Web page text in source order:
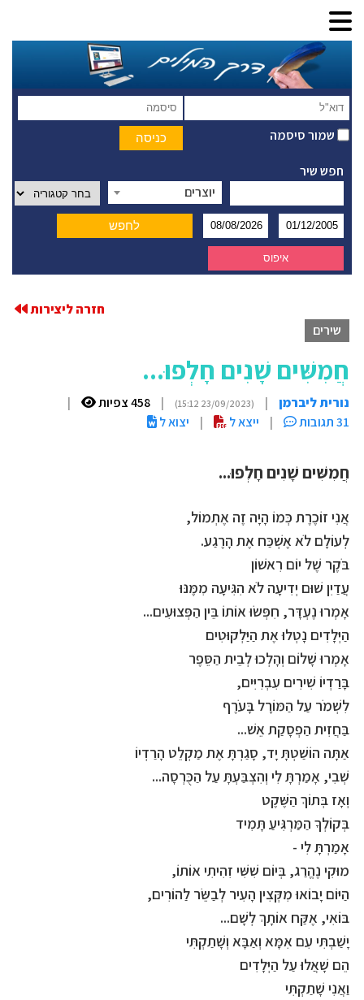
שמור סיסמה
חפש שיר
יוצרים
חזרה ליצירות
שירים
חֲמִשִּׁים שָׁנִים חָלְפוּ...
נורית ליברמן |
(23/09/2023 15:12)
| 458 צפיות
|
31 תגובות
| ייצא ל | יצוא ל
חֲמִשִּׁים שָׁנִים חָלְפוּ...
אֲנִי זוֹכֶרֶת כְּמוֹ הָיָה זֶה אֶתְמוֹל,
לְעוֹלָם לֹא אֶשְׁכַּח אֶת הָרֶגַע.
בֹּקֶר שֶׁל יוֹם רִאשׁוֹן
עֲדַיִן שׁוּם יְדִיעָה לֹא הִגִּיעָה מִמֶּנּוּ
אָמְרוּ נֶעְדָּר, חִפְּשׂוּ אוֹתוֹ בֵּין הַפְּצוּעִים...
הַיְּלָדִים נָטְלוּ אֶת הַיַּלְקוּטִים
אָמְרוּ שָׁלוֹם וְהָלְכוּ לְבֵית הַסֵּפֶר
בָּרַדְיוֹ שִׁירִים עִבְרִיִּים,
לִשְׁמֹר עַל הַמּוֹרָל בָּעֹרֶף
בַּחֲזִית הַפְסָקַת אֵשׁ...
אַתָּה הוֹשַׁטְתָּ יָד, סָגַרְתָּ אֶת מַקְלֵט הָרַדְיוֹ
שְׁבִי, אָמַרְתָּ לִי וְהִצְבַּעְתָּ עַל הַכֻּרְסָה...
וְאָז בְּתוֹךְ הַשֶּׁקֶט
בְּקוֹלְךָ הַמַּרְגִּיעַ תָּמִיד
אָמַרְתָּ לִי -
מוּקִי נֶהֱרַג, בְּיוֹם שִׁשִּׁי זִהִיתִי אוֹתוֹ,
הַיּוֹם יָבוֹאוּ מִקְּצִין הָעִיר לְבַשֵּׂר לַהוֹרִים,
בּוֹאִי, אֶקַּח אוֹתָךְ לְשָׁם...
יָשַׁבְתִּי עִם אִמָּא וְאַבָּא וְשָׁתַקְתִּי
הֵם שָׁאֲלוּ עַל הַיְּלָדִים
וַאֲנִי שָׁתַקְתִּי